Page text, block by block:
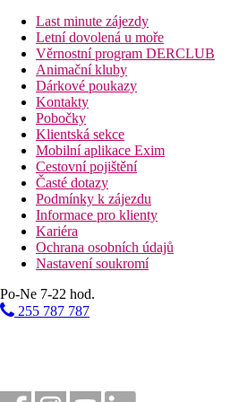
Dvoulůžkový pokoj,
Popis hotelu
vstupní hala s recepcí
Á la carte restaurace (12.30-
společenská místnost s TV
lobby bar (09.00-23.50 hod.)
Wi-Fi (zdarma)
bazén se sluneční terasou
Popis pláže
přístupná přes místní
oblázková
lehátka a slunečníky (za
Strava
Snídaně
Snídaně formou bufetu
Sportovní aktivity zdarma
vodní sporty na pláži
Last minute zájezdy
Letní dovolená u moře
Věrnostní program DERCLUB
Animační kluby
Dárkové poukazy
Kontakty
Pobočky
Klientská sekce
Mobilní aplikace Exim
Cestovní pojištění
Časté dotazy
Podmínky k zájezdu
Informace pro klienty
Kariéra
Ochrana osobních údajů
Nastavení soukromí
Po-Ne 7-22 hod.
255 787 787